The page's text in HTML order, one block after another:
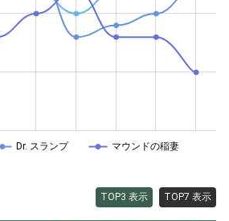
Dr. スランプ マウンドの稲妻
TOP3 表示 TOP7 表示